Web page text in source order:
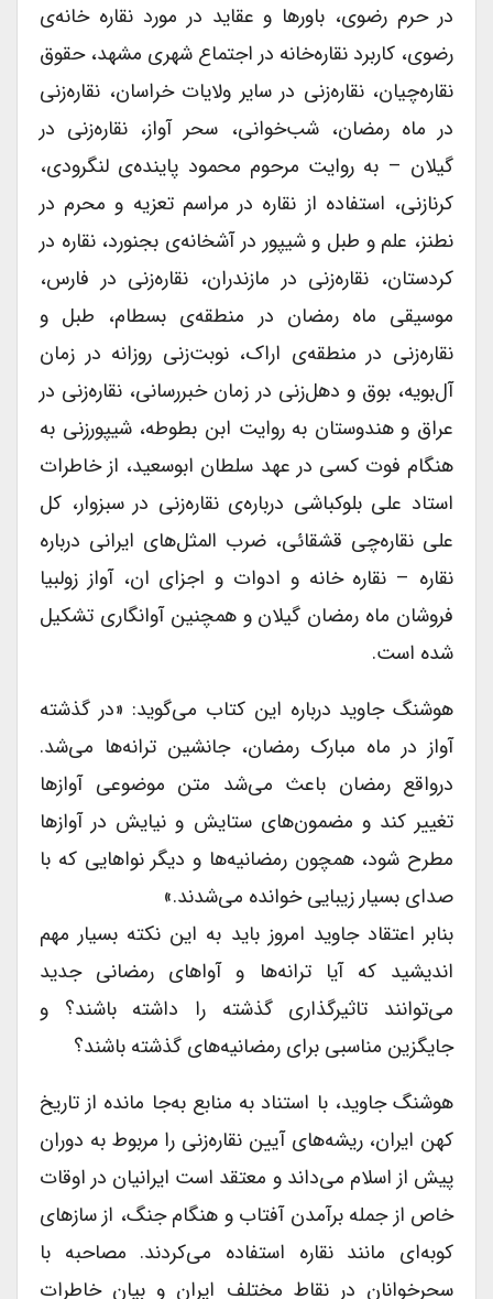
در حرم رضوی، باورها و عقاید در مورد نقاره خانه‌ی
رضوی، کاربرد نقاره‌‌خانه در اجتماع شهری مشهد،‌ حقوق
نقاره‌چیان، نقاره‌زنی در سایر ولایات خراسان، نقاره‌زنی
در ماه رمضان، شب‌خوانی، سحر آواز، نقاره‌زنی در
گیلان – به روایت مرحوم محمود پاینده‌ی لنگرودی،
کرنازنی، استفاده از نقاره در مراسم تعزیه و محرم در
نطنز، علم و طبل و شیپور در آشخانه‌ی بجنورد، نقاره در
کردستان، نقاره‌زنی در مازندران، نقاره‌زنی در فارس،
موسیقی ماه رمضان در منطقه‌ی بسطام،‌ طبل و
نقاره‌زنی در منطقه‌ی اراک، نوبت‌زنی روزانه در زمان
آل‌بویه، بوق و دهل‌زنی در زمان خبررسانی، نقاره‌زنی در
عراق و هندوستان به روایت ابن بطوطه، شیپور‌زنی به
هنگام فوت کسی در عهد سلطان ابوسعید، از خاطرات
استاد علی بلوکباشی درباره‌ی‌ نقاره‌زنی در سبزوار،‌ کل
علی نقاره‌چی قشقائی، ضرب المثل‌های ایرانی درباره
نقاره – نقاره ‌خانه و ادوات و اجزای ان،‌ آواز زولبیا
فروشان ماه رمضان گیلان و همچنین آوانگاری تشکیل
شده است.
هوشنگ جاوید درباره این کتاب می‌گوید: «در گذشته
آواز در ماه مبارک رمضان، جانشین ترانه‌ها می‌شد.
درواقع رمضان باعث می‌شد متن موضوعی آوازها
تغییر کند و مضمون‌های ستایش و نیایش در آوازها
مطرح شود، همچون رمضانیه‌ها و دیگر نواهایی که با
صدای بسیار زیبایی خوانده می‌شدند.»
بنابر اعتقاد جاوید امروز باید به این نکته بسیار مهم
اندیشید که آیا ترانه‌ها و آواهای رمضانی جدید
می‌توانند تاثیرگذاری گذشته را داشته باشند؟ و
جایگزین مناسبی برای رمضانیه‌های گذشته باشند؟
هوشنگ جاوید، با استناد به منابع به‌جا مانده از تاریخ
کهن ایران، ریشه‌های آیین نقاره‌زنی را مربوط به دوران
پیش از اسلام می‌داند و معتقد است ایرانیان در اوقات
خاص از جمله برآمدن آفتاب و هنگام جنگ، از سازهای
کوبه‌ای مانند نقاره استفاده می‌کردند. مصاحبه با
سحرخوانان در نقاط مختلف ایران و بیان خاطرات